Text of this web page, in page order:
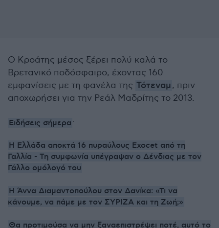
Ο Κροάτης μέσος ξέρει πολύ καλά το
Βρετανικό ποδόσφαιρο, έχοντας 160
εμφανίσεις με τη φανέλα της Τότεναμ, πριν
αποχωρήσει για την Ρεάλ Μαδρίτης το 2013.
Ειδήσεις σήμερα :
Η Ελλάδα αποκτά 16 πυραύλους Exocet από τη
Γαλλία - Τη συμφωνία υπέγραψαν ο Δένδιας με τον
Γάλλο ομόλογό του
Η Άννα Διαμαντοπούλου στον Δανίκα: «Τι να
κάνουμε, να πάμε με τον ΣΥΡΙΖΑ και τη Ζωή;»
Θα προτιμούσα να μην ξαναεπιστρέψει ποτέ, αυτό το